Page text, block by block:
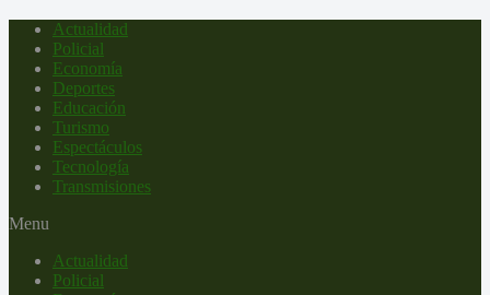
Actualidad
Policial
Economía
Deportes
Educación
Turismo
Espectáculos
Tecnología
Transmisiones
Menu
Actualidad
Policial